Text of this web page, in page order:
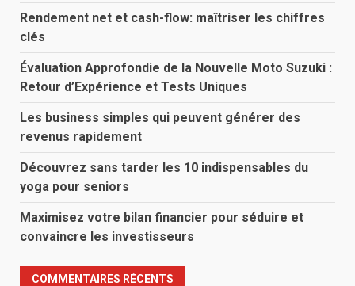
Rendement net et cash-flow: maîtriser les chiffres
clés
Évaluation Approfondie de la Nouvelle Moto Suzuki :
Retour d’Expérience et Tests Uniques
Les business simples qui peuvent générer des
revenus rapidement
Découvrez sans tarder les 10 indispensables du
yoga pour seniors
Maximisez votre bilan financier pour séduire et
convaincre les investisseurs
COMMENTAIRES RÉCENTS